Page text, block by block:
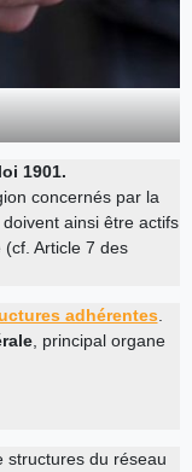
1901.
concernés par la
ainsi être actifs
Article 7 des
adhérentes.
, principal organe
structures du réseau